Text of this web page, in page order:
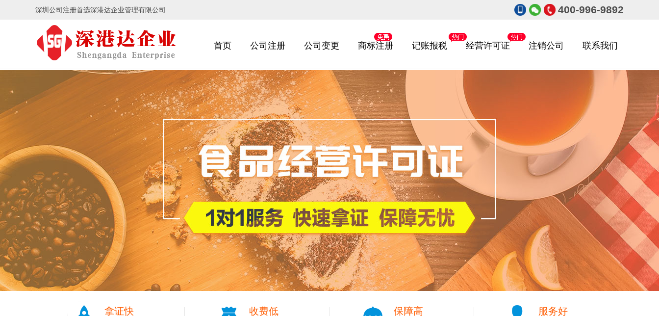
深圳公司注册首选深港达企业管理有限公司 400-996-9892
首页 公司注册 公司变更 商标注册 记账报税 经营许可证 注销公司 联系我们
拿证快 收费低 保障高 服务好